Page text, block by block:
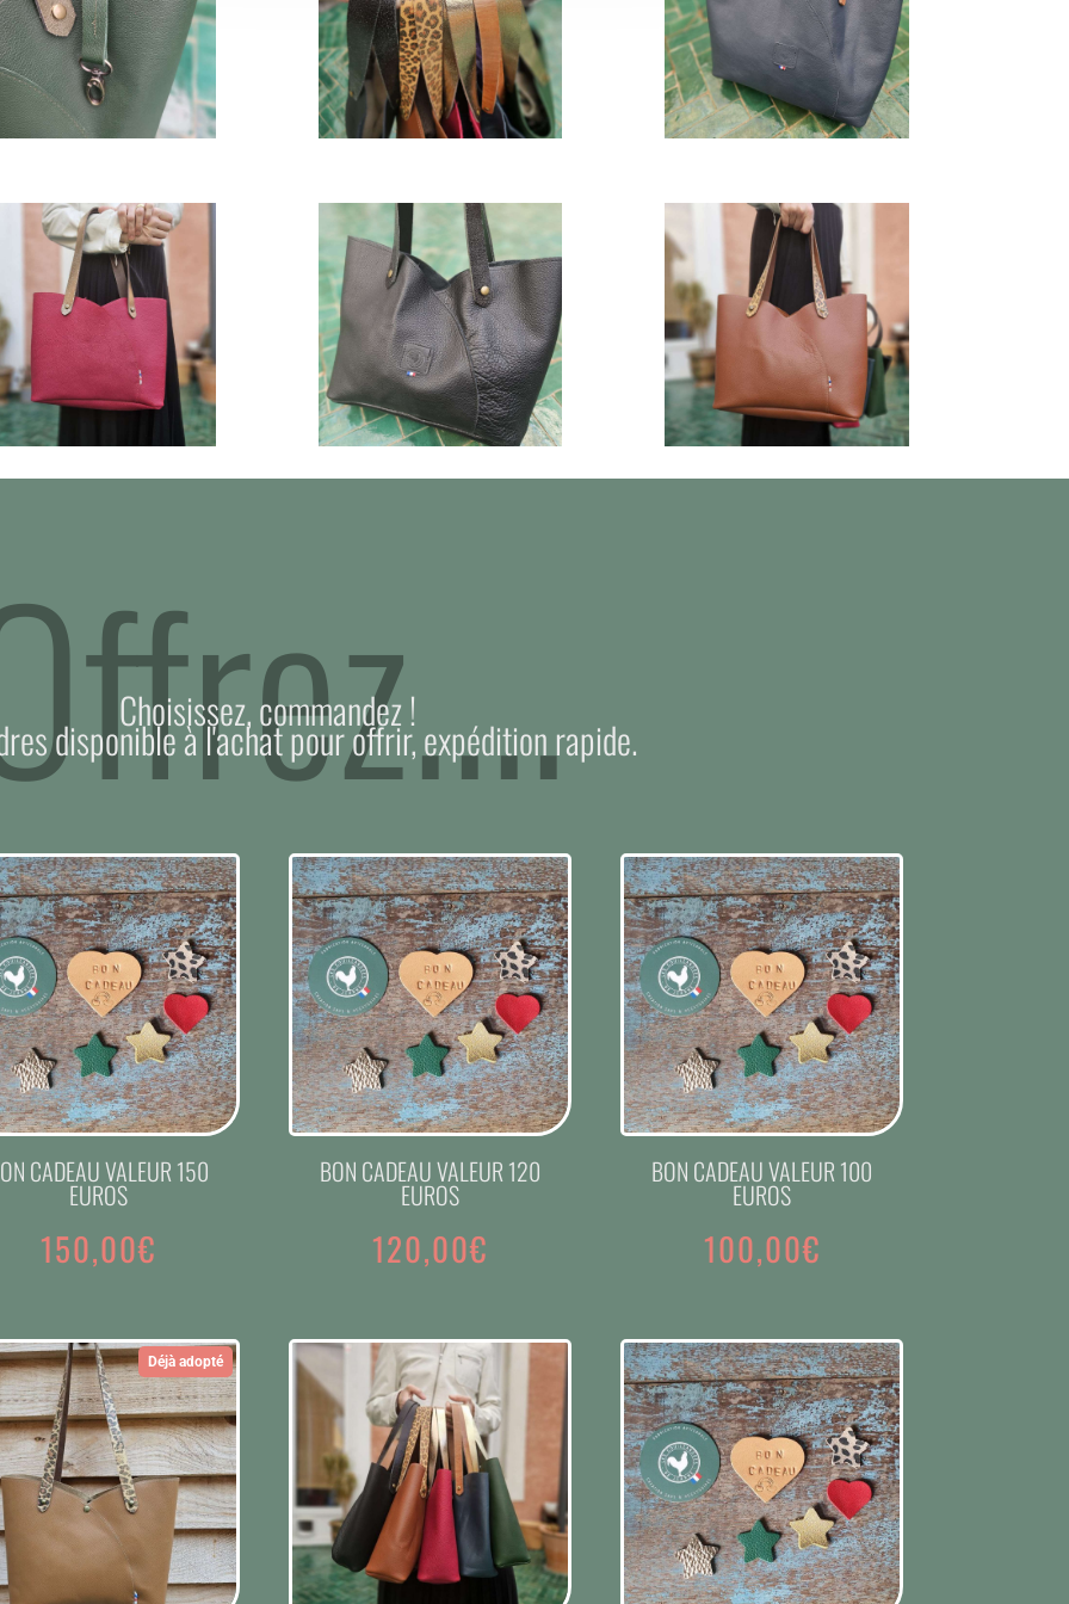
Choisissez, commandez !
disponible à l'achat pour offrir, expédition rapide.
CADEAU VALEUR 150
EUROS
150,00€
BON CADEAU VALEUR 120
EUROS
120,00€
BON CADEAU VALEUR 100
EUROS
100,00€
Déjà adopté